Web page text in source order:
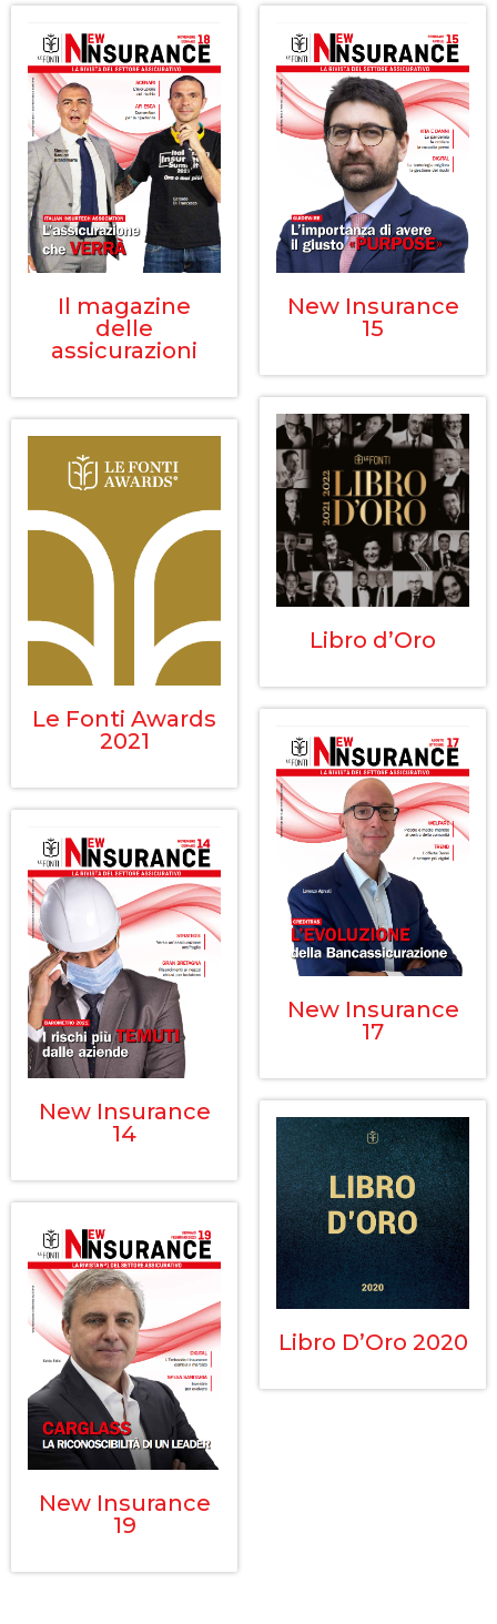
Il magazine
delle
assicurazioni
New Insurance
15
Libro d’Oro
Le Fonti Awards
2021
New Insurance
17
New Insurance
14
Libro D’Oro 2020
New Insurance
19